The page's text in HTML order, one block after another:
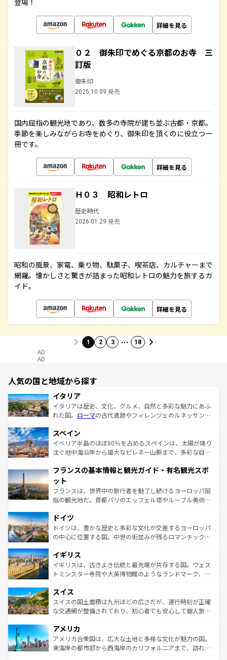
登場！
詳細を見る
０２ 御朱印でめぐる京都のお寺 三
訂版
御朱印
2025.10.09 発売
国内屈指の観光地であり、数多の寺院が建ち並ぶ古都・京都。
季節を楽しみながらお寺をめぐり、御朱印を頂くのに役立つ一
冊です。
詳細を見る
Ｈ０３ 昭和レトロ
歴史時代
2026.01.29 発売
昭和の風景、家電、乗り物、駄菓子、喫茶店、カルチャーまで
網羅。懐かしさと驚きが詰まった昭和レトロの魅力を旅するガ
イド。
詳細を見る
1 2 3 … 18
AD
AD
人気の国と地域から探す
イタリア
イタリアは歴史、文化、グルメ、自然と多彩な魅力にあふ
れた国。 ローマの古代遺跡やフィレンツェのルネッサンス
ろん、トスカーナの美しい田園風景やアマルフィ海岸の絶
景など、自然景観も見逃せない。観光の合間には、本場の
ピザやパスタなど、絶品のイタリア料理を堪能することも
ませてくれるイタリアで、忘れられない旅をしてみよう！
なお、新着のイタリア情報は
しい。
スペイン
イベリア半島のほぼ80％を占めるスペインは、太陽が降り
注ぐ地中海沿岸から雄大なピレネー山脈まで、多彩な自然
文化が根付くこの国では、情熱的なフラメンコ、熱気あふ
れる闘牛、そして美味しいタパスが生活の一部となってい
る。首都マドリードの洗練された雰囲気や、バルセロナの
アートに溢れた街角から、地方では古代ローマ遺跡や中世
せる。地方によって風土や気候が異なるスペインはその個
性で訪れる人を魅了する。 なお、新着のスペイン情報は コ
ンテンツ一覧を参照してほしい。
フランスの基本情報と観光ガイド・有名観光スポ
ット
フランスは、世界中の旅行者を魅了し続けるヨーロッパ屈
指の観光地だ。首都パリのエッフェル塔やルーブル美術館
で、幅広い魅力が詰まっている。華麗な宮殿、歴史的な大
聖堂、美しいビーチ、そして豊かな自然が、訪れる者を心
から魅了する。また、フランスは美食の国としても知ら
いる。シャンパンの発祥地であるランス、プロヴァンスの
香り高いラベンダー畑など、多彩な楽しみ方が可能だ。さ
らに、パリ以外の地域にも魅力が溢れており、どの街角に
れる地方に足を運ぶとそれぞれで全く異なる文化を体験で
きるだろう。 なお、新着のフランス情報はコンテンツ一覧
を参照してほしい。
ドイツ
ドイツは、豊かな歴史と多彩な文化が交差するヨーロッパ
の中心に位置する国。中世の街並みが残るロマンチック街
顔を持つこの国は、どこを歩いても飽きることがない。ベ
ルリンの文化的活気、バイエルン州のアルプスの絶景、そ
してライン川沿いのワイン畑といった風景は必見。ビール
は、お酒好きな人にはぜひ体験してほしい。 なお、新着の
ドイツ情報はコンテンツ一覧を参照してほしい。
イギリス
イギリスは、古きよき伝統と最先端が共存する国。ウェス
トミンスター寺院や大英博物館のようなランドマーク、歴
リアごとに異なる魅力がある。また、優雅なアフタヌーン
ティー、ビール好きにはたまらない英国パブ、サッカー観
戦など、本場だからこそできる体験も豊富。イギリスを旅
ンツ一覧を参照してほしい。
スイス
スイスの国土面積は九州ほどの広さだが、運行時刻が正確
な交通網が整備されており、初心者でも安心して個人旅行
の建物がそのまま残る町や、スイスならではのユニークな
博物館もあり、アルプス観光だけでなく町歩きも満喫する
ことができる。国民の所得が高いため物価も高いが、旅行
アメリカ
アメリカ合衆国は、広大な土地と多様な文化が魅力の国。
東海岸の都市部から西海岸のカリフォルニアまで、訪れる